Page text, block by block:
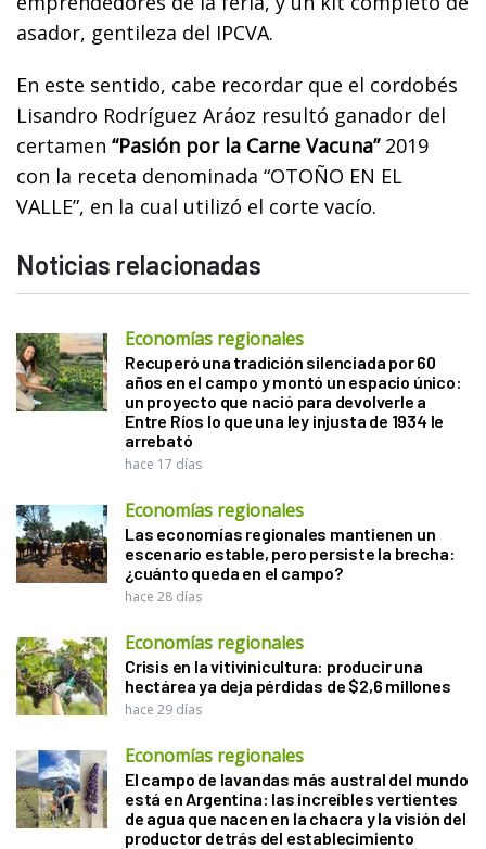
asador, gentileza del IPCVA.
En este sentido, cabe recordar que el cordobés
Lisandro Rodríguez Aráoz resultó ganador del
certamen “Pasión por la Carne Vacuna”2019
con la receta denominada “OTOÑO EN EL
VALLE”, en la cual utilizó el corte vacío.
Noticias relacionadas
Economías regionales
Recuperó una tradición silenciada por 60
años en el campo y montó un espacio único:
un proyecto que nació para devolverle a
Entre Ríos lo que una ley injusta de 1934 le
arrebató
hace 17 días
Economías regionales
Las economías regionales mantienen un
escenario estable, pero persiste la brecha:
¿cuánto queda en el campo?
hace 28 días
Economías regionales
Crisis en la vitivinicultura: producir una
hectárea ya deja pérdidas de $2,6 millones
hace 29 días
Economías regionales
El campo de lavandas más austral del mundo
está en Argentina: las increíbles vertientes
de agua que nacen en la chacra y la visión del
productor detrás del establecimiento